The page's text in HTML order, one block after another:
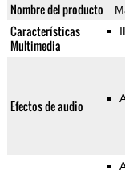
Nombre del producto
Características
Multimedia
Efectos de audio